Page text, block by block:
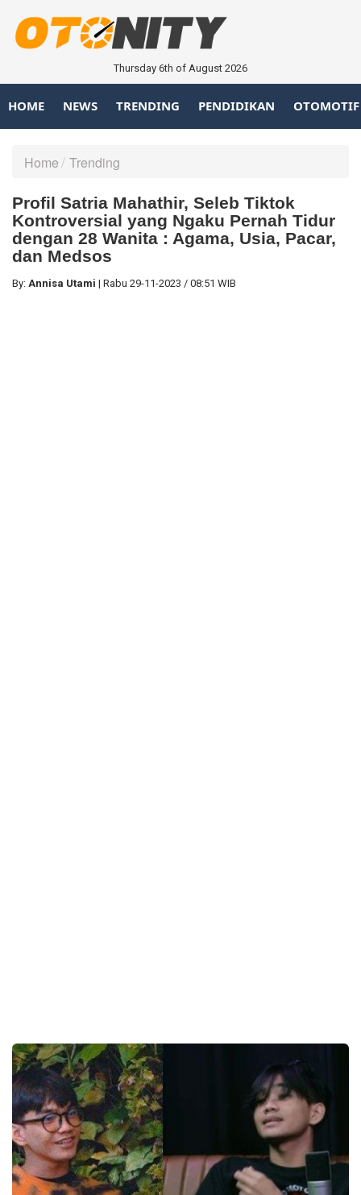
Thursday 6th of August 2026
HOME NEWS TRENDING PENDIDIKAN OTOMOTIF
Home Trending
Profil Satria Mahathir, Seleb Tiktok
Kontroversial yang Ngaku Pernah Tidur
dengan 28 Wanita : Agama, Usia, Pacar,
dan Medsos
By: Annisa Utami | Rabu 29-11-2023 / 08:51 WIB